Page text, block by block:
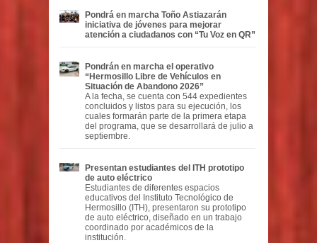
Pondrá en marcha Toño Astiazarán
iniciativa de jóvenes para mejorar
atención a ciudadanos con “Tu Voz en QR”
Pondrán en marcha el operativo
“Hermosillo Libre de Vehículos en
Situación de Abandono 2026”
A la fecha, se cuenta con 544 expedientes
concluidos y listos para su ejecución, los
cuales formarán parte de la primera etapa
del programa, que se desarrollará de julio a
septiembre.
Presentan estudiantes del ITH prototipo
de auto eléctrico
Estudiantes de diferentes espacios
educativos del Instituto Tecnológico de
Hermosillo (ITH), presentaron su prototipo
de auto eléctrico, diseñado en un trabajo
coordinado por académicos de la
institución.